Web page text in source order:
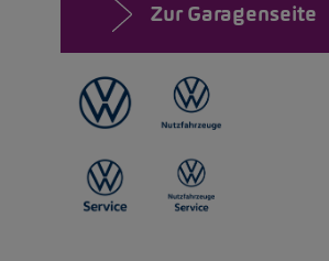
Zur Garagenseite